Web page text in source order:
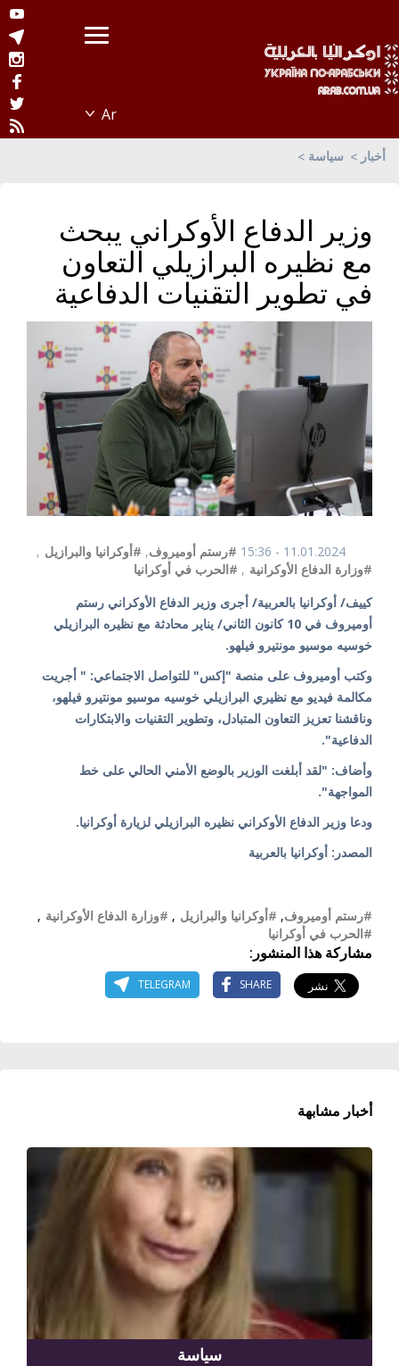
أخبار سياسة
وزير الدفاع الأوكراني يبحث
مع نظيره البرازيلي التعاون
في تطوير التقنيات الدفاعية
11.01.2024 - 15:36 #رستم أوميروف, #أوكرانيا والبرازيل ,
#وزارة الدفاع الأوكرانية , #الحرب في أوكرانيا
كييف/ أوكرانيا بالعربية/ أجرى وزير الدفاع الأوكراني رستم
أوميروف في 10 كانون الثاني/ يناير محادثة مع نظيره البرازيلي
خوسيه موسيو مونتيرو فيلهو.
وكتب أوميروف على منصة "إكس" للتواصل الاجتماعي: " أجريت
مكالمة فيديو مع نظيري البرازيلي خوسيه موسيو مونتيرو فيلهو،
وناقشنا تعزيز التعاون المتبادل، وتطوير التقنيات والابتكارات
الدفاعية".
وأضاف: "لقد أبلغت الوزير بالوضع الأمني ​​الحالي على خط
المواجهة".
ودعا وزير الدفاع الأوكراني نظيره البرازيلي لزيارة أوكرانيا.
المصدر: أوكرانيا بالعربية
#رستم أوميروف, #أوكرانيا والبرازيل , #وزارة الدفاع الأوكرانية ,
#الحرب في أوكرانيا
مشاركة هذا المنشور:
SHARE
TELEGRAM
أخبار مشابهة
سياسة